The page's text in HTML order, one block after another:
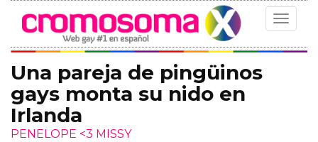
Toggle
Una pareja de pingüinos
gays monta su nido en
Irlanda
PENELOPE <3 MISSY